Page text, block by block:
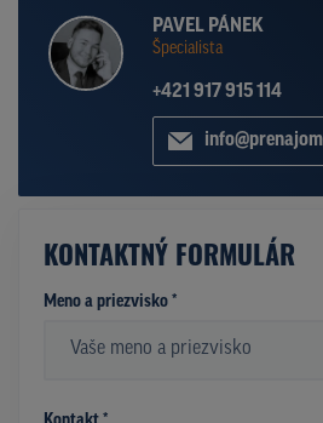
PAVEL PÁNEK
Špecialista
+421 917 915 114
KONTAKTNÝ FORMULÁR
Meno a priezvisko *